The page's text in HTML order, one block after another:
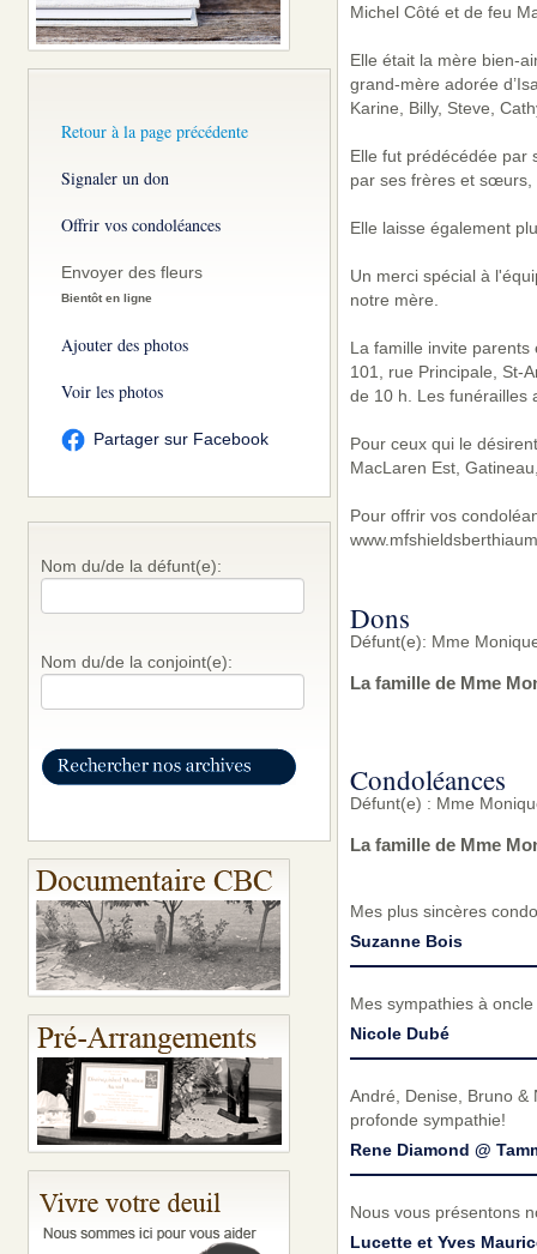
Retour à la page précédente
Signaler un don
Offrir vos condoléances
Envoyer des fleurs
Bientôt en ligne
Ajouter des photos
Voir les photos
Partager sur Facebook
Nom du/de la défunt(e):
Nom du/de la conjoint(e):
Michel Côté et de feu
Elle était la mère bien-
grand-mère adorée
Karine, Billy, Steve,
Elle fut prédécédée par
par ses frères et sœurs,
Elle laisse également
Un merci spécial à
notre mère.
La famille invite
101, rue Principale, St-
de 10 h. Les funérailles
Pour ceux qui le
MacLaren Est,
Pour offrir vos
Dons
Défunt(e): Mme
La famille de Mme
Condoléances
Défunt(e) : Mme
La famille de Mme
Mes plus sincères
Suzanne Bois
Mes sympathies à
Nicole Dubé
André, Denise, Bruno &
profonde sympathie!
Rene Diamond @
Nous vous présentons
Lucette et Yves